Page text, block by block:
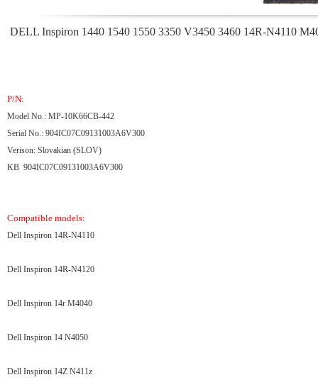
DELL Inspiron 1440 1540 1550 3350 V3450 3460 14R-N4110
P/N:
Model No.: MP-10K66CB-442
Serial No.: 904IC07C09131003A6V300
Verison: Slovakian (SLOV)
KB 904IC07C09131003A6V300
Compatible models:
Dell Inspiron 14R-N4110
Dell Inspiron 14R-N4120
Dell Inspiron 14r M4040
Dell Inspiron 14 N4050
Dell Inspiron 14Z N411z